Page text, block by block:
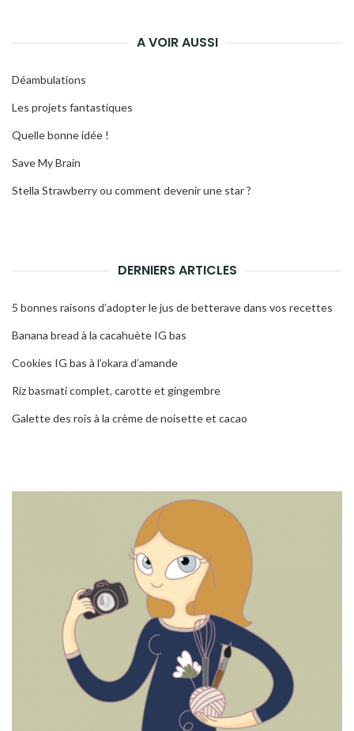
A VOIR AUSSI
Déambulations
Les projets fantastiques
Quelle bonne idée !
Save My Brain
Stella Strawberry ou comment devenir une star ?
DERNIERS ARTICLES
5 bonnes raisons d’adopter le jus de betterave dans vos recettes
Banana bread à la cacahuète IG bas
Cookies IG bas à l’okara d’amande
Riz basmati complet, carotte et gingembre
Galette des rois à la crème de noisette et cacao